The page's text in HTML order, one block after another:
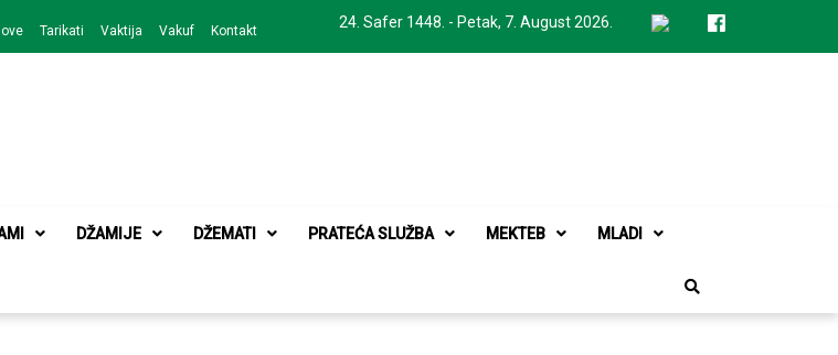
24. Safer 1448. - Petak, 7. August 2026.
Tarikati Vaktija Vakuf Kontakt
Bijeljina
DŽAMIJE DŽEMATI PRATEĆA SLUŽBA MEKTEB MLADI